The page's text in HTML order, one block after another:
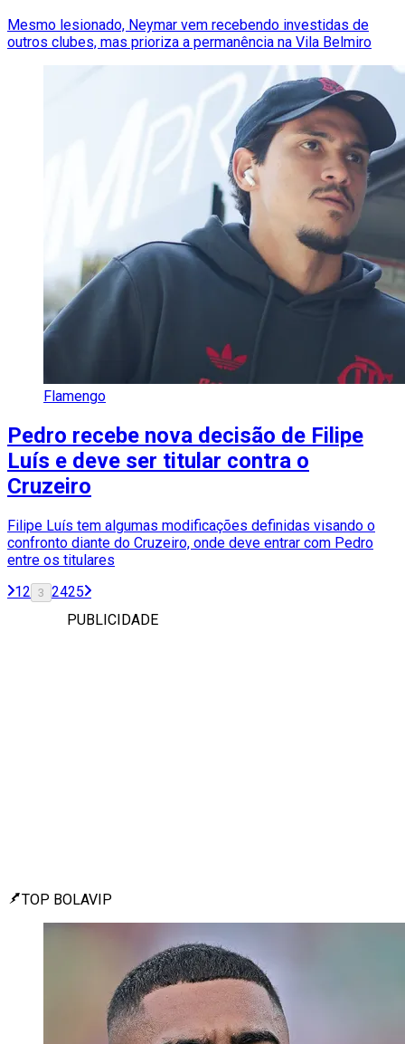
Mesmo lesionado, Neymar vem recebendo investidas de
outros clubes, mas prioriza a permanência na Vila Belmiro
Flamengo
Pedro recebe nova decisão de Filipe
Luís e deve ser titular contra o
Cruzeiro
Filipe Luís tem algumas modificações definidas visando o
confronto diante do Cruzeiro, onde deve entrar com Pedro
entre os titulares
12 3 2425
PUBLICIDADE
TOP BOLAVIP